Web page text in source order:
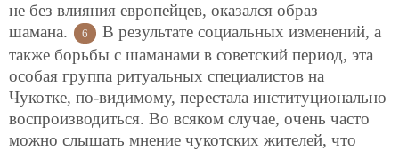
не без влияния европейцев, оказался образ
шамана.
6
В результате социальных изменений, а
также борьбы с шаманами в советский период, эта
особая группа ритуальных специалистов на
Чукотке, по-видимому, перестала институционально
воспроизводиться. Во всяком случае, очень часто
можно слышать мнение чукотских жителей, что